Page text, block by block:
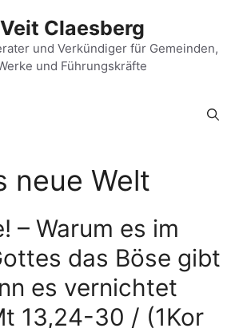
Veit Claesberg
und Verkündiger für Gemeinden,
und Führungskräfte
neue Welt
– Warum es im
das Böse gibt
es vernichtet
13,24-30 / (1Kor